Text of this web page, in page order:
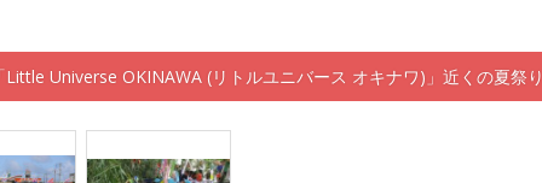
「Little Universe OKINAWA (リトルユニバース オキナワ)」近くの夏祭り